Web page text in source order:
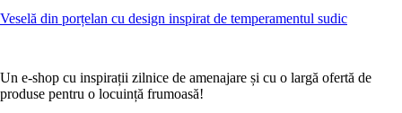
Veselă din porțelan cu design inspirat de temperamentul sudic
Un e-shop cu inspirații zilnice de amenajare și cu o largă ofertă de
produse pentru o locuință frumoasă!